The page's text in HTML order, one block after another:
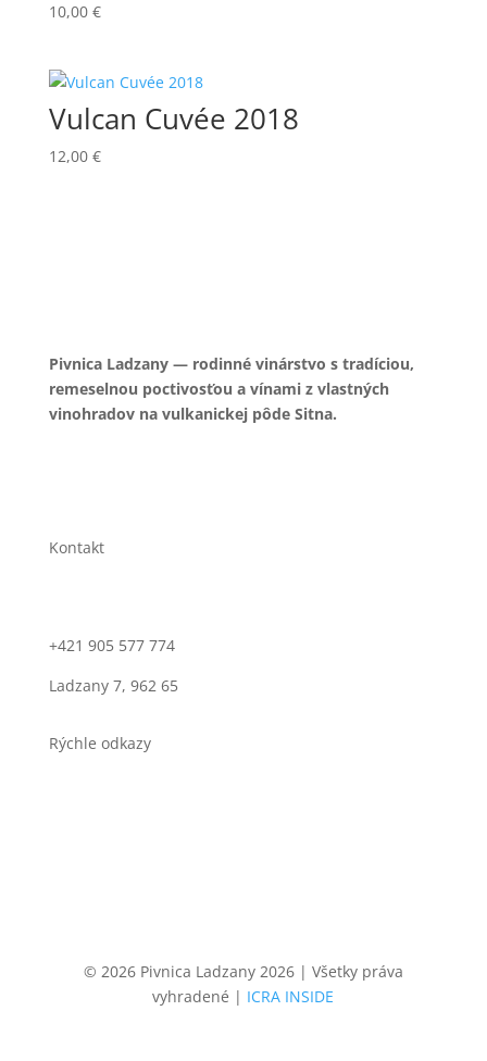
10,00 €
Vulcan Cuvée 2018
12,00 €
Pivnica Ladzany — rodinné vinárstvo s tradíciou,
remeselnou poctivosťou a vínami z vlastných
vinohradov na vulkanickej pôde Sitna.
Kontakt
+421 905 577 774
Ladzany 7, 962 65
Rýchle odkazy
© 2026Pivnica Ladzany 2026 | Všetky práva
vyhradené | ICRA INSIDE